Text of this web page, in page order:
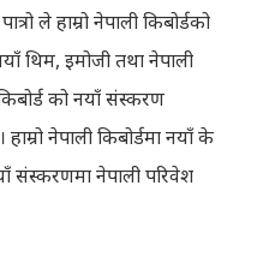
ले हाम्रो नेपाली किबोर्डको
थिम, इमोजी तथा नेपाली
को नयाँ संस्करण
नेपाली किबोर्डमा नयाँ के
संस्करणमा नेपाली परिवेश